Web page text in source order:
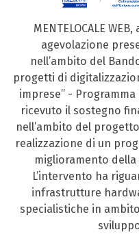
MENTELOCALE
agevolazione
nell’ambito del
progetti di
imprese” - Programma
ricevuto il sostegno
nell’ambito del progetto
realizzazione di un
miglioramento
L’intervento ha
infrastrutture
specialistiche in